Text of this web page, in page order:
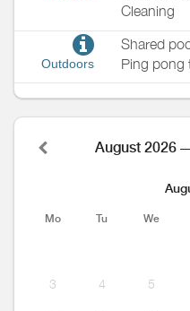
Cleaning
Outdoors
Shared
Ping pong
August 2026
Mo Tu We
3 4 5